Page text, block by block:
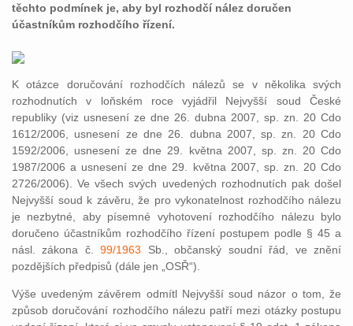
těchto podmínek je, aby byl rozhodčí nález doručen
účastníkům rozhodčího řízení.
K otázce doručování rozhodčích nálezů se v několika svých
rozhodnutích v loňském roce vyjádřil Nejvyšší soud České
republiky (viz usnesení ze dne 26. dubna 2007, sp. zn. 20 Cdo
1612/2006, usnesení ze dne 26. dubna 2007, sp. zn. 20 Cdo
1592/2006, usnesení ze dne 29. května 2007, sp. zn. 20 Cdo
1987/2006 a usnesení ze dne 29. května 2007, sp. zn. 20 Cdo
2726/2006). Ve všech svých uvedených rozhodnutích pak došel
Nejvyšší soud k závěru, že pro vykonatelnost rozhodčího nálezu
je nezbytné, aby písemné vyhotovení rozhodčího nálezu bylo
doručeno účastníkům rozhodčího řízení postupem podle § 45 a
násl. zákona č.99/1963 Sb., občanský soudní řád, ve znění
pozdějších předpisů (dále jen „OSŘ“).
Výše uvedeným závěrem odmítl Nejvyšší soud názor o tom, že
způsob doručování rozhodčího nálezu patří mezi otázky postupu